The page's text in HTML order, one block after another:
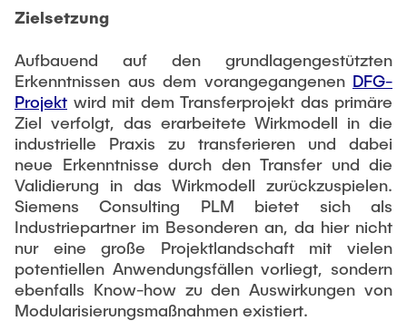
Zielsetzung
Aufbauend auf den grundlagengestützten
Erkenntnissen aus dem vorangegangenen DFG-
Projekt wird mit dem Transferprojekt das primäre
Ziel verfolgt, das erarbeitete Wirkmodell in die
industrielle Praxis zu transferieren und dabei
neue Erkenntnisse durch den Transfer und die
Validierung in das Wirkmodell zurückzuspielen.
Siemens Consulting PLM bietet sich als
Industriepartner im Besonderen an, da hier nicht
nur eine große Projektlandschaft mit vielen
potentiellen Anwendungsfällen vorliegt, sondern
ebenfalls Know-how zu den Auswirkungen von
Modularisierungsmaßnahmen existiert.